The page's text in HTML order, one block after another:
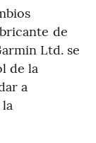
de
Ltd. se
de la
a